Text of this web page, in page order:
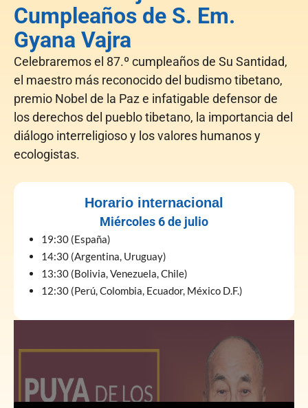
Cumpleaños de S. Em.
Gyana Vajra
Celebraremos el 87.º cumpleaños de Su Santidad,
el maestro más reconocido del budismo tibetano,
premio Nobel de la Paz e infatigable defensor de
los derechos del pueblo tibetano, la importancia del
diálogo interreligioso y los valores humanos y
ecologistas.
Horario internacional
Miércoles 6 de julio
19:30 (España)
14:30 (Argentina, Uruguay)
13:30 (Bolivia, Venezuela, Chile)
12:30 (Perú, Colombia, Ecuador, México D.F.)